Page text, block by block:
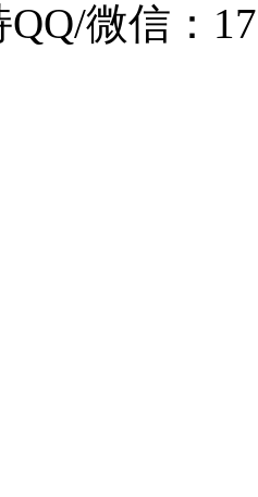
微信：